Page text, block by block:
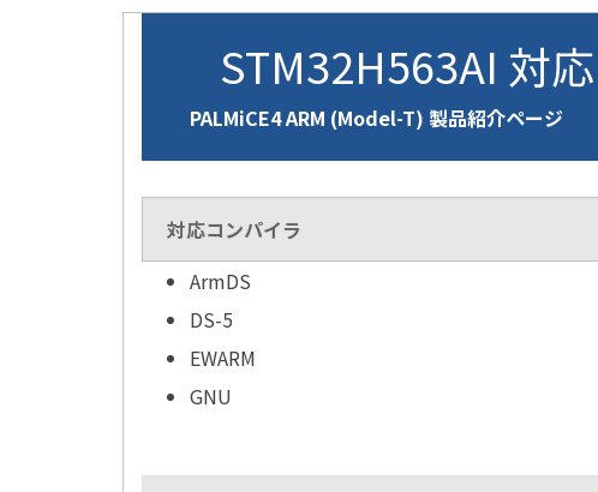
STM32H563AI 対応
PALMiCE4 ARM (Model-T) 製品紹介ページ
対応コンパイラ
ArmDS
DS-5
EWARM
GNU